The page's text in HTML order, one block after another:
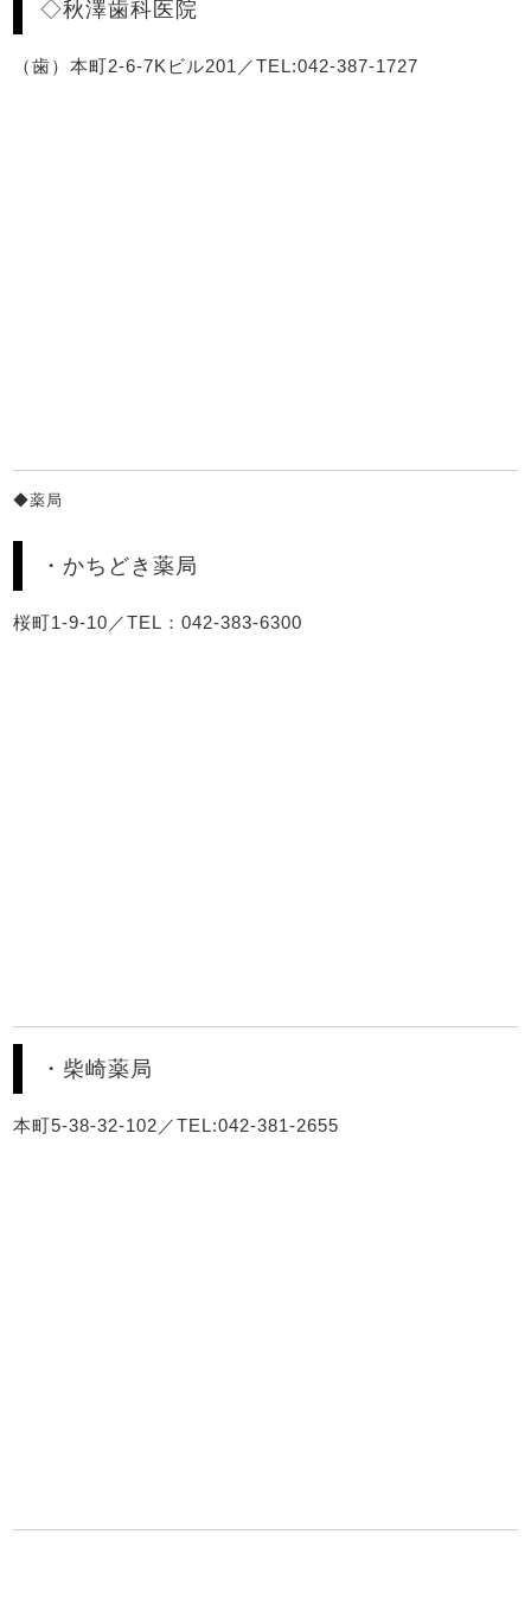
◇秋澤歯科医院
（歯）本町2-6-7Kビル201／TEL:042-387-1727
◆薬局
・かちどき薬局
桜町1-9-10／TEL：042-383-6300
・柴崎薬局
本町5-38-32-102／TEL:042-381-2655